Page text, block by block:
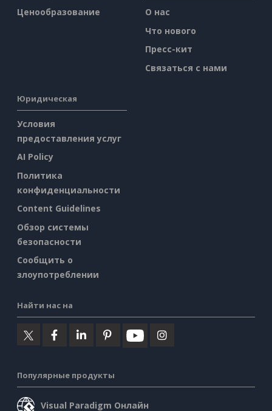
Ценообразование
О нас
Что нового
Пресс-кит
Связаться с нами
Юридическая
Условия
предоставления услуг
AI Policy
Политика
конфиденциальности
Content Guidelines
Обзор системы
безопасности
Сообщить о
злоупотреблении
Найти нас на
Популярные продукты
Visual Paradigm Онлайн